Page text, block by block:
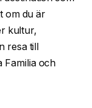
om du är
kultur,
resa till
Familia och